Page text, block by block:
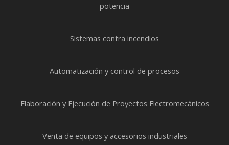
potencia
Sistemas contra incendios
Automatización y control de procesos
Elaboración y Ejecución de Proyectos Electromecánicos
Venta de equipos y accesorios industriales